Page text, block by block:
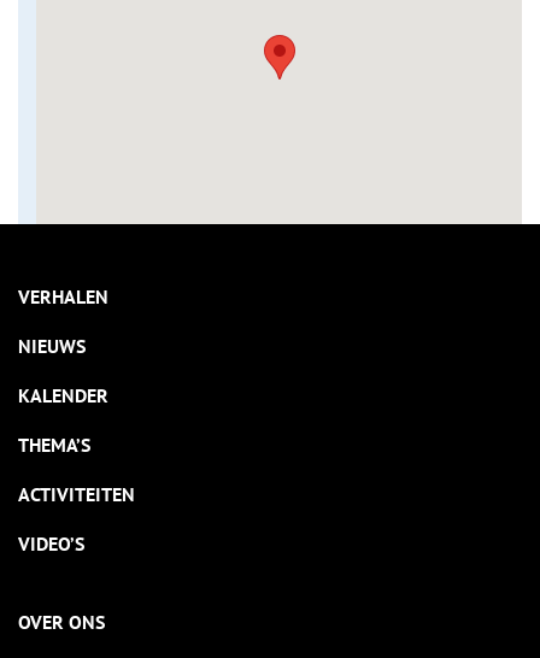
VERHALEN
NIEUWS
KALENDER
THEMA’S
ACTIVITEITEN
VIDEO’S
OVER ONS